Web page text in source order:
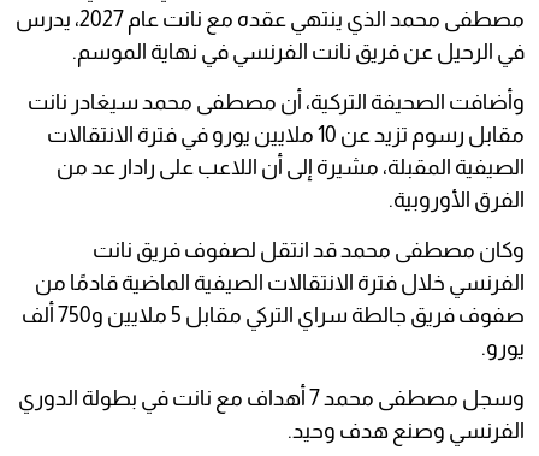
مصطفى محمد الذي ينتهي عقده مع نانت عام 2027، يدرس
في الرحيل عن فريق نانت الفرنسي في نهاية الموسم.
وأضافت الصحيفة التركية، أن مصطفى محمد سيغادر نانت
مقابل رسوم تزيد عن 10 ملايين يورو في فترة الانتقالات
الصيفية المقبلة، مشيرة إلى أن اللاعب على رادار عد من
الفرق الأوروبية.
وكان مصطفى محمد قد انتقل لصفوف فريق نانت
الفرنسي خلال فترة الانتقالات الصيفية الماضية قادمًا من
صفوف فريق جالطة سراي التركي مقابل 5 ملايين و750 ألف
يورو.
وسجل مصطفى محمد 7 أهداف مع نانت في بطولة الدوري
الفرنسي وصنع هدف وحيد.